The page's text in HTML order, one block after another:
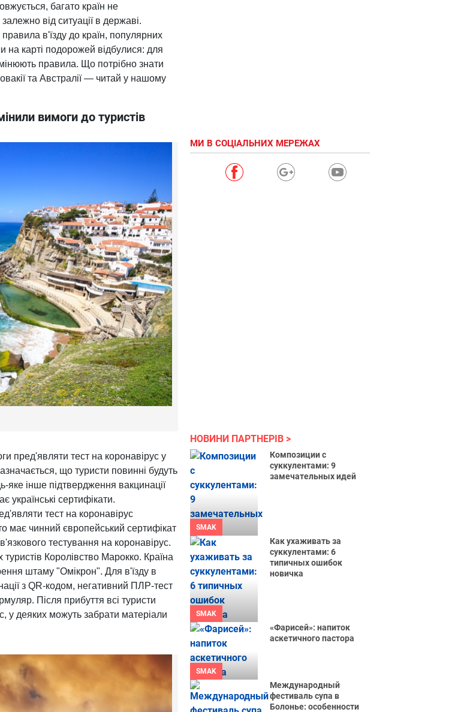
багато країн не
від ситуації в державі.
в'їзду до країн, популярних
на карті подорожей відбулися: для
правила. Що потрібно знати
та Австралії — читай у нашому
вимоги до туристів
пред'являти тест на коронавірус у
що туристи повинні будуть
яке інше підтвердження вакцинації
українські сертифікати.
тест на коронавірус
має чинний європейський сертифікат
тестування на коронавірус.
туристів Королівство Марокко. Країна
штаму "Омікрон". Для в'їзду в
з QR-кодом, негативний ПЛР-тест
Після прибуття всі туристи
у деяких можуть забрати матеріали
МИ В СОЦІАЛЬНИХ МЕРЕЖАХ
НОВИНИ ПАРТНЕРІВ
SMAK
Композиции с
суккулентами: 9
замечательных идей
SMAK
Как ухаживать за
суккулентами: 6
типичных ошибок
новичка
SMAK
«Фарисей»: напиток
аскетичного пастора
Международный
фестиваль супа в
Болонье: особенности